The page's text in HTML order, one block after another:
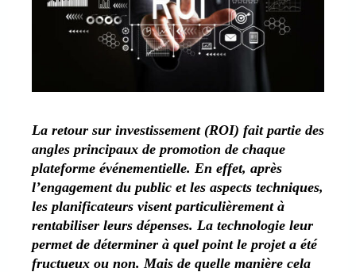
La retour sur investissement (ROI) fait partie des
angles principaux de promotion de chaque
plateforme événementielle. En effet, après
l’engagement du public et les aspects techniques,
les planificateurs visent particulièrement à
rentabiliser leurs dépenses. La technologie leur
permet de déterminer à quel point le projet a été
fructueux ou non. Mais de quelle manière cela